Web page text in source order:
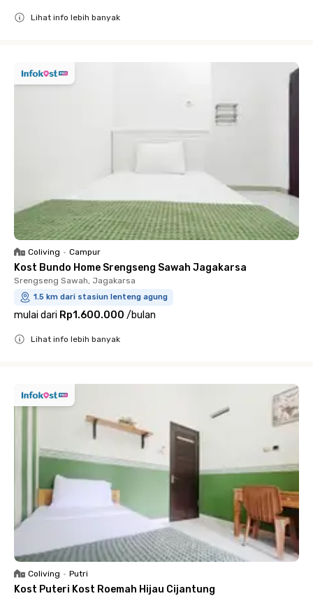
Lihat info lebih banyak
Coliving • Campur
Kost Bundo Home Srengseng Sawah Jagakarsa
Srengseng Sawah, Jagakarsa
1.5 km dari stasiun lenteng agung
mulai dari Rp1.600.000 /bulan
Lihat info lebih banyak
Coliving • Putri
Kost Puteri Kost Roemah Hijau Cijantung